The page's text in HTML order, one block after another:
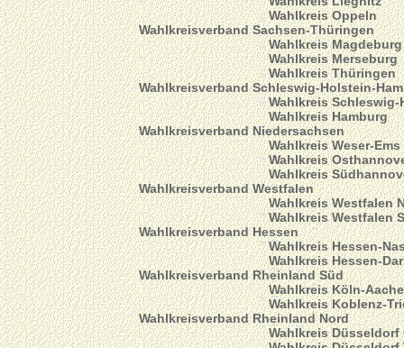
Wahlkreis Oppeln
Wahlkreisverband Sachsen-Thüringen
Wahlkreis Magdeburg
Wahlkreis Merseburg
Wahlkreis Thüringen
Wahlkreisverband Schleswig-Holstein-
Wahlkreis Schleswig-
Wahlkreis Hamburg
Wahlkreisverband Niedersachsen
Wahlkreis Weser-Ems
Wahlkreis
Wahlkreis
Wahlkreisverband Westfalen
Wahlkreis Westfalen
Wahlkreis Westfalen
Wahlkreisverband Hessen
Wahlkreis Hessen-
Wahlkreis Hessen-
Wahlkreisverband Rheinland Süd
Wahlkreis Köln-
Wahlkreis Koblenz-
Wahlkreisverband Rheinland Nord
Wahlkreis Düsseldorf